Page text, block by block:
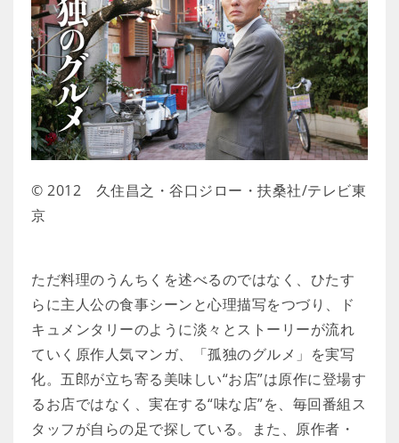
© 2012 久住昌之・谷口ジロー・扶桑社/テレビ東
京
ただ料理のうんちくを述べるのではなく、ひたす
らに主人公の食事シーンと心理描写をつづり、ド
キュメンタリーのように淡々とストーリーが流れ
ていく原作人気マンガ、「孤独のグルメ」を実写
化。五郎が立ち寄る美味しい“お店”は原作に登場す
るお店ではなく、実在する“味な店”を、毎回番組ス
タッフが自らの足で探している。また、原作者・